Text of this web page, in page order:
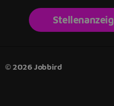
© 2026 Jobbird